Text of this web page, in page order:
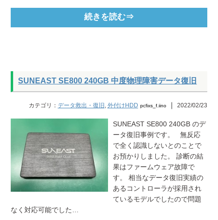
続きを読む⇒
SUNEAST SE800 240GB 中度物理障害データ復旧
カテゴリ： データ救出・復旧 外付けHDD pcfixs_f.iino｜ 2022/02/23
SUNEAST SE800 240GB のデ
ータ復旧事例です。 無反応
で全く認識しないとのことで
お預かりしました。 診断の結
果はファームウェア故障で
す。 相当なデータ復旧実績の
あるコントローラが採用され
ているモデルでしたので問題
なく対応可能でした…